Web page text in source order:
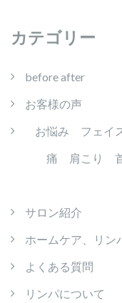
カテゴリー
before after
お客様の声
お悩み フェイ
痛 肩こり
サロン紹介
ホームケア、リン
よくある質問
リンパについて